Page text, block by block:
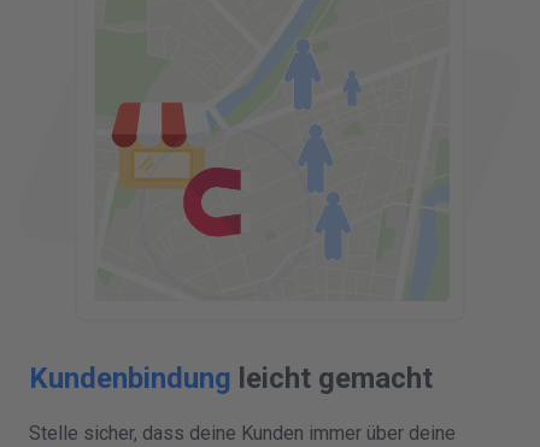
Kundenbindung leicht gemacht
Stelle sicher, dass deine Kunden immer über deine